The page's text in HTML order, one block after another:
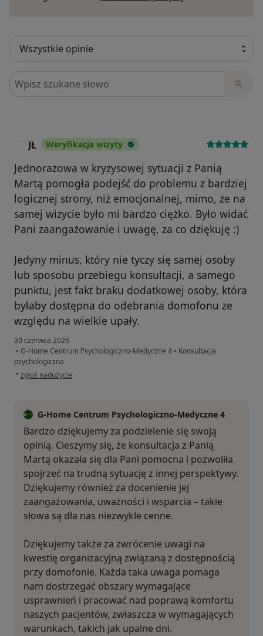
Szukaj w opiniach
JŁ Weryfikacja wizyty
Jednorazowa w kryzysowej sytuacji z Panią
Martą pomogła podejść do problemu z bardziej
logicznej strony, niż emocjonalnej, mimo, że na
samej wizycie było mi bardzo ciężko. Było widać
Pani zaangażowanie i uwagę, za co dziękuję :)
Jedyny minus, który nie tyczy się samej osoby
lub sposobu przebiegu konsultacji, a samego
punktu, jest fakt braku dodatkowej osoby, która
byłaby dostępna do odebrania domofonu ze
względu na wielkie upały.
30 czerwca 2026
• G-Home Centrum Psychologiczno-Medyczne 4 • Konsultacja
psychologiczna
• w opinii użytkownika JŁ
zgłoś nadużycie
G-Home Centrum Psychologiczno-Medyczne 4
Bardzo dziękujemy za podzielenie się swoją
opinią. Cieszymy się, że konsultacja z Panią
Martą okazała się dla Pani pomocna i pozwoliła
spojrzeć na trudną sytuację z innej perspektywy.
Dziękujemy również za docenienie jej
zaangażowania, uważności i wsparcia – takie
słowa są dla nas niezwykle cenne.
Dziękujemy także za zwrócenie uwagi na
kwestię organizacyjną związaną z dostępnością
przy domofonie. Każda taka uwaga pomaga
nam dostrzegać obszary wymagające
usprawnień i pracować nad poprawą komfortu
naszych pacjentów, zwłaszcza w wymagających
warunkach, takich jak upalne dni.